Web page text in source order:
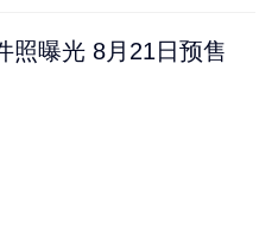
照曝光 8月21日预售